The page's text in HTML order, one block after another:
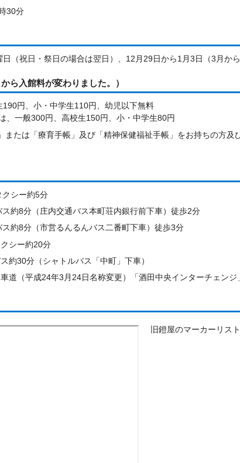
30分
（祝日・祭日の場合は翌日）、12月29日から1月3日（3月から
ら入館料が変わりました。）
円、小・中学生110円、幼児以下無料
、一般300円、高校生150円、小・中学生80円
または「療育手帳」及び「精神保健福祉手帳」をお持ちの方
クシー約5分
約8分（庄内交通バス本町荘内銀行前下車）徒歩2分
約8分（市営るんるんバス二番町下車）徒歩3分
シー約20分
約30分（シャトルバス「中町」下車）
道（平成24年3月24日名称変更）「酒田中央インターチェン
旧鐙屋のマーカーリスト